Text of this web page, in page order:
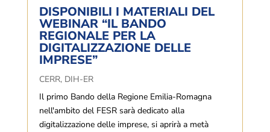
DISPONIBILI I MATERIALI DEL
WEBINAR “IL BANDO
REGIONALE PER LA
DIGITALIZZAZIONE DELLE
IMPRESE”
CERR, DIH-ER
Il primo Bando della Regione Emilia-Romagna
nell'ambito del FESR sarà dedicato alla
digitalizzazione delle imprese, si aprirà a metà